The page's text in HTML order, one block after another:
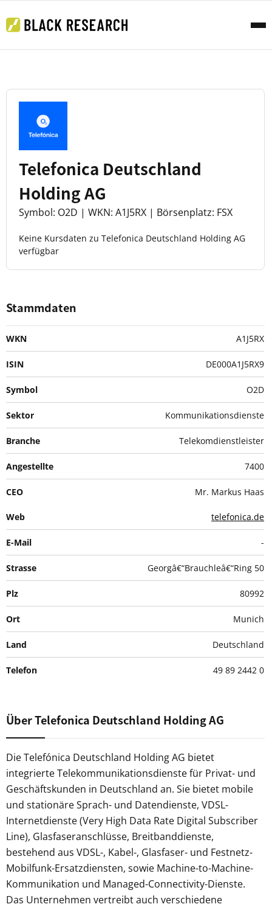
Telefonica Deutschland
Holding AG
Symbol: O2D | WKN: A1J5RX | Börsenplatz: FSX
Keine Kursdaten zu Telefonica Deutschland Holding AG
verfügbar
Stammdaten
WKN A1J5RX
ISIN DE000A1J5RX9
Symbol O2D
Sektor Kommunikationsdienste
Branche Telekomdienstleister
Angestellte 7400
CEO Mr. Markus Haas
Web telefonica.de
E-Mail -
Strasse Georgâ€“Brauchleâ€“Ring 50
Plz 80992
Ort Munich
Land Deutschland
Telefon 49 89 2442 0
Über Telefonica Deutschland Holding AG
Die Telefónica Deutschland Holding AG bietet
integrierte Telekommunikationsdienste für Privat- und
Geschäftskunden in Deutschland an. Sie bietet mobile
und stationäre Sprach- und Datendienste, VDSL-
Internetdienste (Very High Data Rate Digital Subscriber
Line), Glasfaseranschlüsse, Breitbanddienste,
bestehend aus VDSL-, Kabel-, Glasfaser- und Festnetz-
Mobilfunk-Ersatzdiensten, sowie Machine-to-Machine-
Kommunikation und Managed-Connectivity-Dienste.
Das Unternehmen vertreibt auch verschiedene